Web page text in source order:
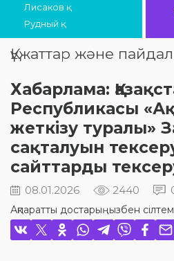
Лисаков қ.
Рудный қ.
Құжаттар және
Хабарлама:
Республикасы
жеткізу туралы»
сақталуын
сайттарды
08.01.2026 2440
Ақпаратты достарыңызбен